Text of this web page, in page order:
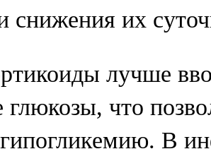
снижения их
лучше
глюкозы, что
В